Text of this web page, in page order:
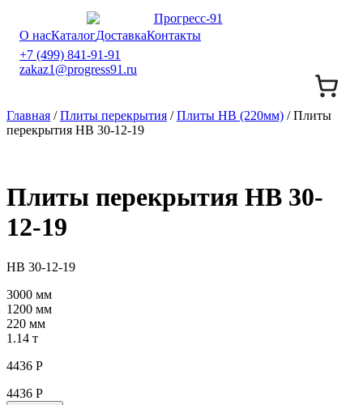
О насКаталогДоставкаКонтакты
+7 (499) 841-91-91
zakaz1@progress91.ru
Главная /Плиты перекрытия /Плиты НВ (220мм) / Плиты
перекрытия НВ 30-12-19
Плиты перекрытия НВ 30-
12-19
НВ 30-12-19
3000 мм
1200 мм
220 мм
1.14 т
4436 Р
4436 Р